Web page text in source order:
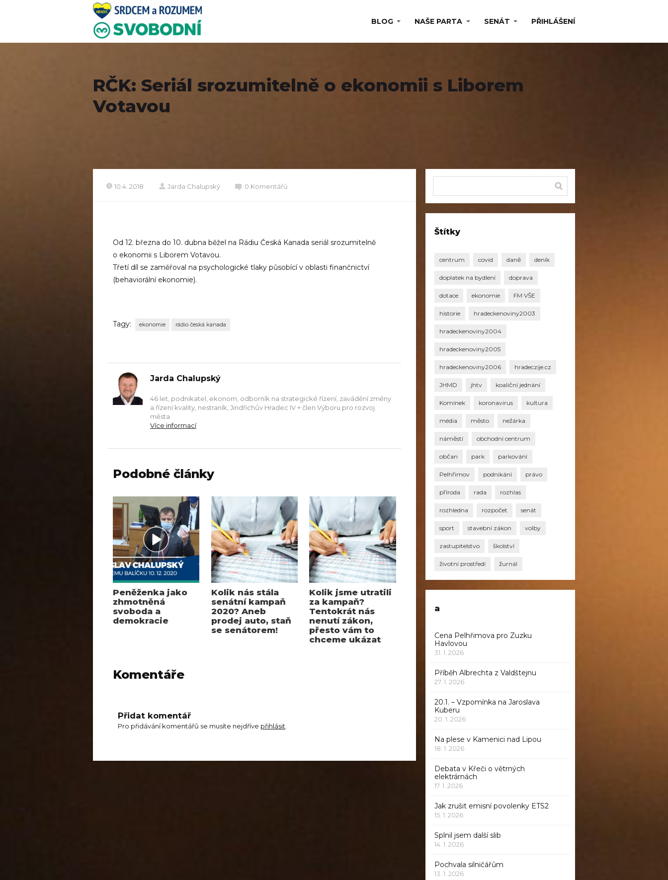
BLOG NAŠE PARTA SENÁT PŘIHLÁŠENÍ
RČK: Seriál srozumitelně o ekonomii s Liborem
Votavou
10.4. 2018 Jarda Chalupský 0 Komentářů
Od 12. března do 10. dubna běžel na Rádiu Česká Kanada seriál srozumitelně
o ekonomii s Liborem Votavou.
Třetí díl se zaměřoval na psychologické tlaky působící v oblasti finančnictví
(behaviorální ekonomie).
Tagy: ekonomie rádio česká kanada
Jarda Chalupský
46 let, podnikatel, ekonom, odborník na strategické řízení, zavádění změny
a řízení kvality, nestraník, Jindřichův Hradec IV + člen Výboru pro rozvoj
města
Více informací
Podobné články
Peněženka jako
zhmotněná
svoboda a
demokracie
Kolik nás stála
senátní kampaň
2020? Aneb
prodej auto, staň
se senátorem!
Kolik jsme utratili
za kampaň?
Tentokrát nás
nenutí zákon,
přesto vám to
chceme ukázat
Komentáře
Přidat komentář
Pro přidávání komentářů se musíte nejdříve přihlásit.
Štítky
centrum covid daně deník
doplatek na bydlení doprava
dotace ekonomie FM VŠE
historie hradeckenoviny2003
hradeckenoviny2004
hradeckenoviny2005
hradeckenoviny2006 hradeczije.cz
JHMD jhtv koaliční jednání
Komínek koronavirus kultura
média město nežárka
náměstí obchodní centrum
občan park parkování
Pelhřimov podnikání právo
příroda rada rozhlas
rozhledna rozpočet senát
sport stavební zákon volby
zastupitelstvo školství
životní prostředí žurnál
a
Cena Pelhřimova pro Zuzku
Havlovou
31. 1. 2026
Příběh Albrechta z Valdštejnu
27. 1. 2026
20.1. – Vzpomínka na Jaroslava
Kuberu
20. 1. 2026
Na plese v Kamenici nad Lipou
18. 1. 2026
Debata v Křeči o větrných
elektrárnách
17. 1. 2026
Jak zrušit emisní povolenky ETS2
15. 1. 2026
Splnil jsem další slib
14. 1. 2026
Pochvala silničářům
13. 1. 2026